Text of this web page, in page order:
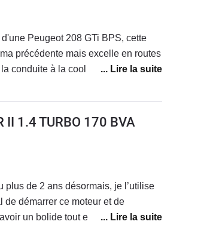
Peugeot 208 GTi BPS, cette
précédente mais excelle en routes
conduite à la cool cheveux aux
V8, des glouglou au relâchement
l'impression d'aller vite sans
de campagnes et sinueuses,
rattraper en cas de glissade grâce
cette auto.Une voiture plaisir
baisse que très peu, voire
ce genre de voiture plaisir
II 1.4 TURBO 170 BVA
de 2 ans désormais, je l’utilise
de démarrer ce moteur et de
un bolide tout en roulant avec un